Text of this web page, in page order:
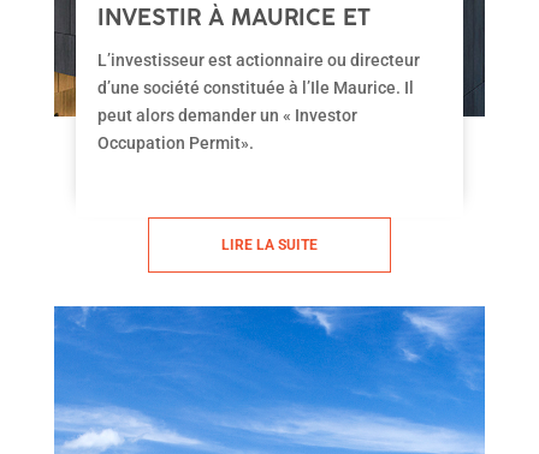
INVESTIR À MAURICE ET
OBTENIR SON « OP »
L’investisseur est actionnaire ou directeur
d’une société constituée à l’Ile Maurice. Il
peut alors demander un « Investor
Occupation Permit».
LIRE LA SUITE